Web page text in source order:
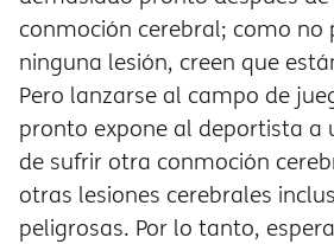
conmoción cerebral; como no
ninguna lesión, creen que
Pero lanzarse al campo de
pronto expone al deportista a
de sufrir otra conmoción
otras lesiones cerebrales
peligrosas. Por lo tanto,